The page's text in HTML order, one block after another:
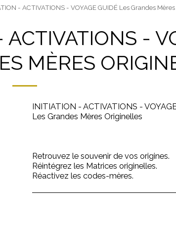
- ACTIVATIONS - VOYAGE GUIDÉ Les Grandes
-
MÈRES
INITIATION - ACTIVATIONS -
Les Grandes Mères Originelles
Retrouvez le souvenir de vos origines.
Réintégrez les Matrices originelles.
Réactivez les codes-mères.